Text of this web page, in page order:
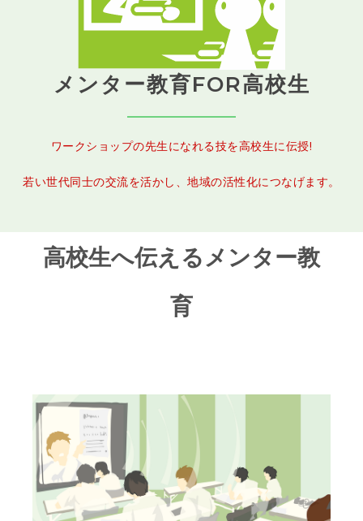
メンター教育FOR高校生
ワークショップの先生になれる技を高校生に伝授!
若い世代同士の交流を活かし、地域の活性化につなげます。
高校生へ伝えるメンター教
育